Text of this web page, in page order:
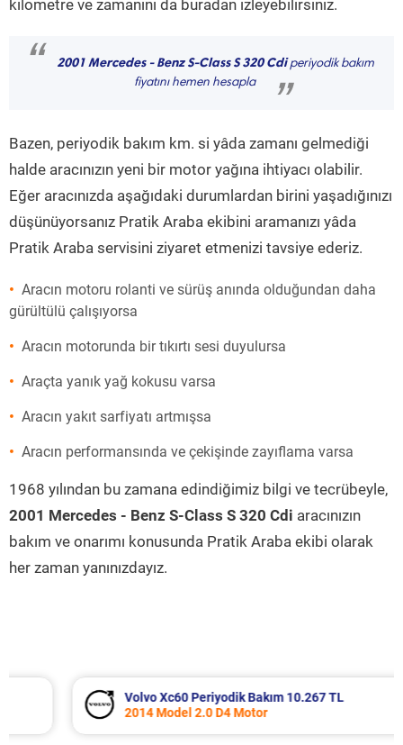
kilometre ve zamanını da buradan izleyebilirsiniz.
“ 2001 Mercedes - Benz S-Class S 320 Cdiperiyodik bakım
fiyatını hemen hesapla
”
Bazen, periyodik bakım km. si yâda zamanı gelmediği
halde aracınızın yeni bir motor yağına ihtiyacı olabilir.
Eğer aracınızda aşağıdaki durumlardan birini yaşadığınızı
düşünüyorsanız Pratik Araba ekibini aramanızı yâda
Pratik Araba servisini ziyaret etmenizi tavsiye ederiz.
Aracın motoru rolanti ve sürüş anında olduğundan daha
gürültülü çalışıyorsa
Aracın motorunda bir tıkırtı sesi duyulursa
Araçta yanık yağ kokusu varsa
Aracın yakıt sarfiyatı artmışsa
Aracın performansında ve çekişinde zayıflama varsa
1968 yılından bu zamana edindiğimiz bilgi ve tecrübeyle,
2001 Mercedes - Benz S-Class S 320 Cdi aracınızın
bakım ve onarımı konusunda Pratik Araba ekibi olarak
her zaman yanınızdayız.
Volvo Xc60 Periyodik Bakım 10.267 TL
2014 Model 2.0 D4 Motor